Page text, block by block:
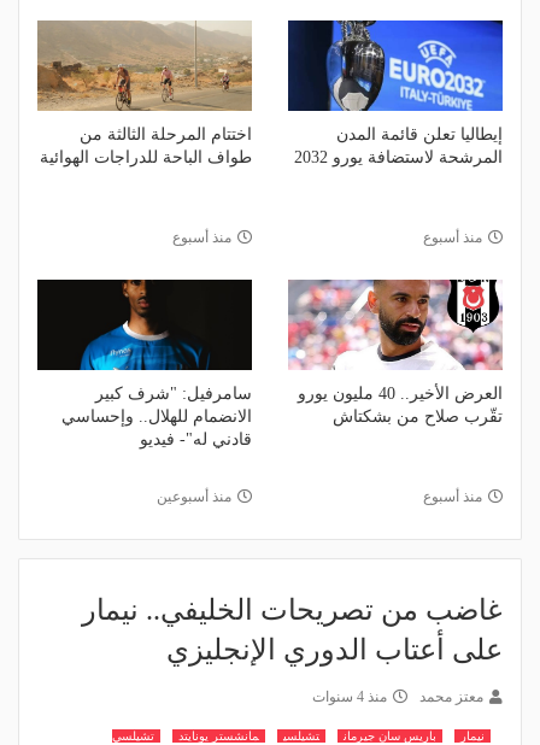
إيطاليا تعلن قائمة المدن
المرشحة لاستضافة يورو 2032
منذ أسبوع
اختتام المرحلة الثالثة من
طواف الباحة للدراجات الهوائية
منذ أسبوع
العرض الأخير.. 40 مليون يورو
تقّرب صلاح من بشكتاش
منذ أسبوع
سامرفيل: "شرف كبير
الانضمام للهلال.. وإحساسي
قادني له"- فيديو
منذ أسبوعين
غاضب من تصريحات الخليفي.. نيمار
على أعتاب الدوري الإنجليزي
معتز محمد منذ 4 سنوات
نيمار باريس سان جيرمان تشيلسي مانشستر يونايتد
تشيلسي